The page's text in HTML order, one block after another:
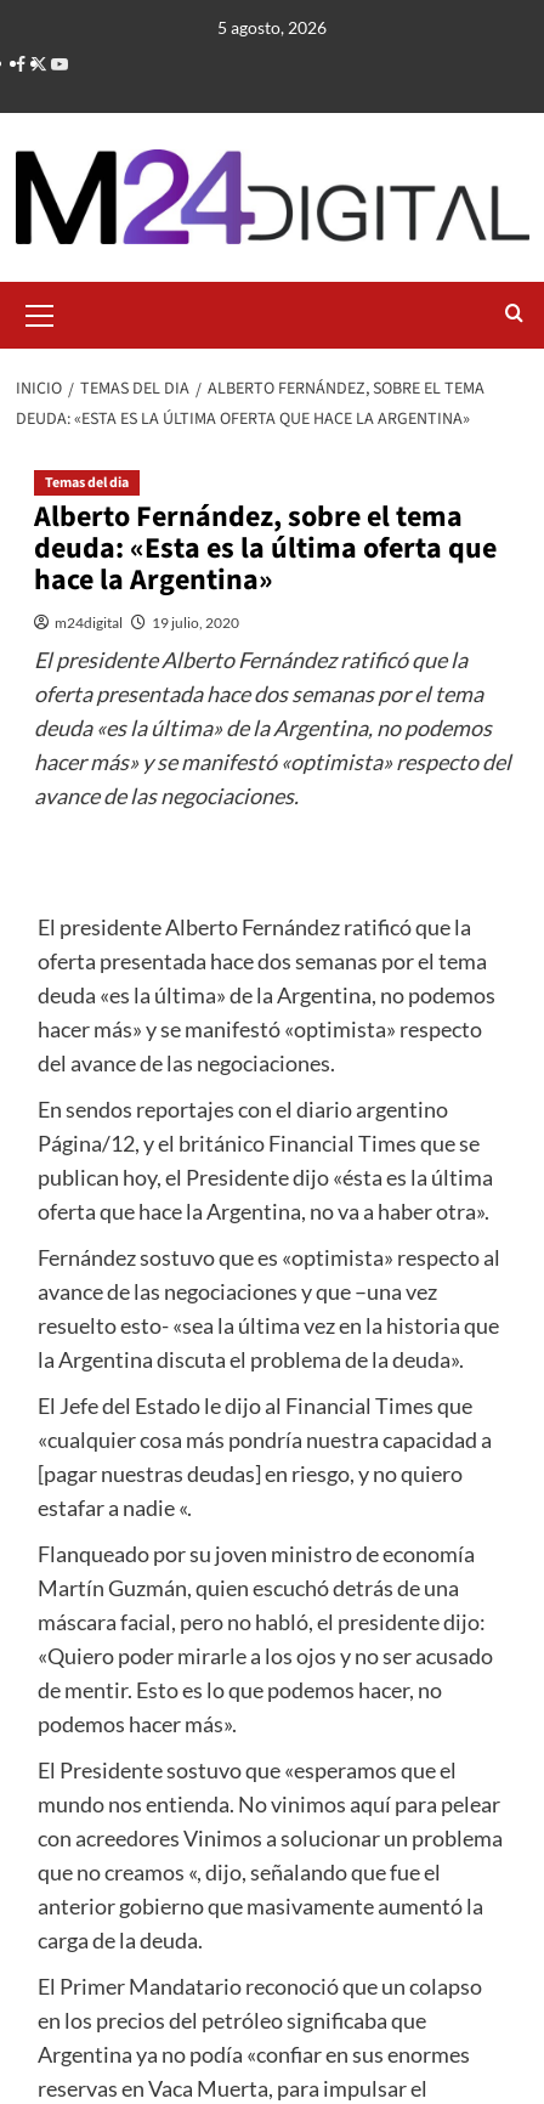
contenido
5 agosto, 2026
primario
INICIO TEMAS DEL DIA
ALBERTO FERNÁNDEZ, SOBRE EL TEMA
DEUDA: «ESTA ES LA ÚLTIMA OFERTA QUE HACE LA ARGENTINA»
Temas del dia
Alberto Fernández, sobre el tema
deuda: «Esta es la última oferta que
hace la Argentina»
m24digital 19 julio, 2020
El presidente Alberto Fernández ratificó que la
oferta presentada hace dos semanas por el tema
deuda «es la última» de la Argentina, no podemos
hacer más» y se manifestó «optimista» respecto del
avance de las negociaciones.
El presidente Alberto Fernández ratificó que la
oferta presentada hace dos semanas por el tema
deuda «es la última» de la Argentina, no podemos
hacer más» y se manifestó «optimista» respecto
del avance de las negociaciones.
En sendos reportajes con el diario argentino
Página/12, y el británico Financial Times que se
publican hoy, el Presidente dijo «ésta es la última
oferta que hace la Argentina, no va a haber otra».
Fernández sostuvo que es «optimista» respecto al
avance de las negociaciones y que –una vez
resuelto esto- «sea la última vez en la historia que
la Argentina discuta el problema de la deuda».
El Jefe del Estado le dijo al Financial Times que
«cualquier cosa más pondría nuestra capacidad a
[pagar nuestras deudas] en riesgo, y no quiero
estafar a nadie «.
Flanqueado por su joven ministro de economía
Martín Guzmán, quien escuchó detrás de una
máscara facial, pero no habló, el presidente dijo:
«Quiero poder mirarle a los ojos y no ser acusado
de mentir. Esto es lo que podemos hacer, no
podemos hacer más».
El Presidente sostuvo que «esperamos que el
mundo nos entienda. No vinimos aquí para pelear
con acreedores Vinimos a solucionar un problema
que no creamos «, dijo, señalando que fue el
anterior gobierno que masivamente aumentó la
carga de la deuda.
El Primer Mandatario reconoció que un colapso
en los precios del petróleo significaba que
Argentina ya no podía «confiar en sus enormes
reservas en Vaca Muerta, para impulsar el